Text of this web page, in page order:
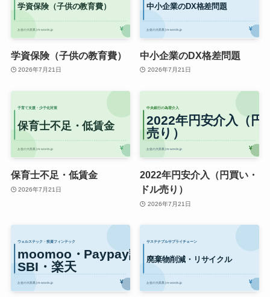
学資保険（子供の教育費）
2026年7月21日
中小企業のDX格差問題
2026年7月21日
保育士不足・低賃金
2026年7月21日
2022年円安介入（円買い・
ドル売り）
2026年7月21日